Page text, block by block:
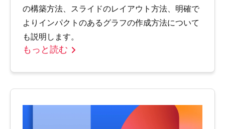
の構築方法、スライドのレイアウト方法、明確で
よりインパクトのあるグラフの作成方法について
も説明します。
もっと読む